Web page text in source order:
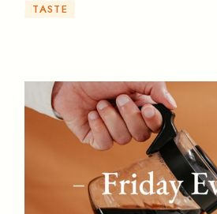
TASTE